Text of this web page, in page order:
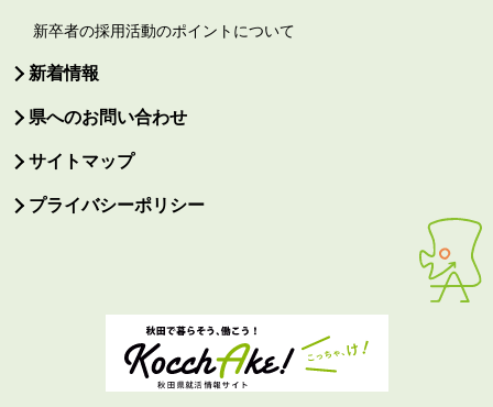
新卒者の採用活動のポイントについて
新着情報
県へのお問い合わせ
サイトマップ
プライバシーポリシー